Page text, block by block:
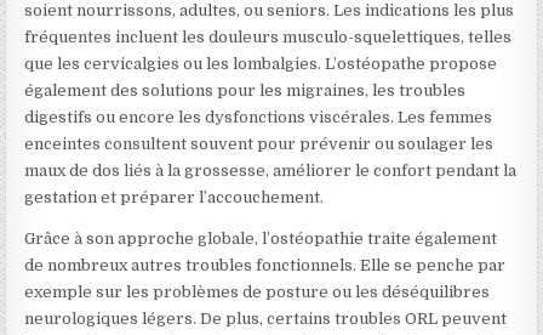
soient nourrissons, adultes, ou seniors. Les indications les plus
fréquentes incluent les douleurs musculo-squelettiques, telles
que les cervicalgies ou les lombalgies. L’ostéopathe propose
également des solutions pour les migraines, les troubles
digestifs ou encore les dysfonctions viscérales. Les femmes
enceintes consultent souvent pour prévenir ou soulager les
maux de dos liés à la grossesse, améliorer le confort pendant la
gestation et préparer l’accouchement.
Grâce à son approche globale, l’ostéopathie traite également
de nombreux autres troubles fonctionnels. Elle se penche par
exemple sur les problèmes de posture ou les déséquilibres
neurologiques légers. De plus, certains troubles ORL peuvent